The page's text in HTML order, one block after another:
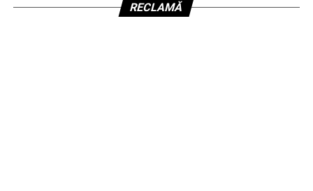
RECLAMĂ